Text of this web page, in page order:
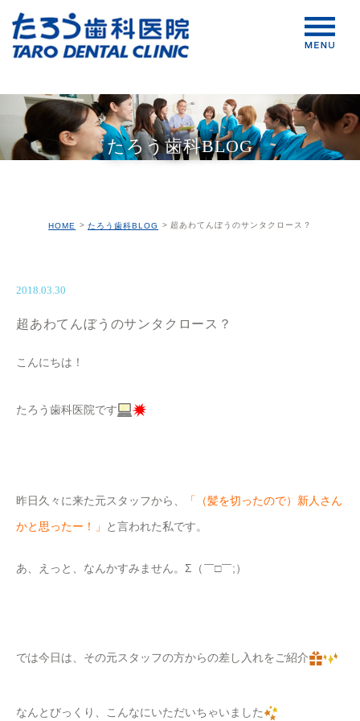
たろう歯科BLOG
HOME たろう歯科BLOG 超あわてんぼうのサンタクロース？
2018.03.30
超あわてんぼうのサンタクロース？
こんにちは！
たろう歯科医院です
昨日久々に来た元スタッフから、
「（髪を切ったので）新人さん
かと思ったー！」
と言われた私です。
あ、えっと、なんかすみません。Σ（￣□￣;）
では今日は、その元スタッフの方からの差し入れをご紹介
なんとびっくり、こんなにいただいちゃいました